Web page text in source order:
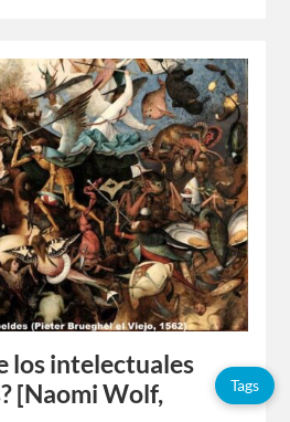
los intelectuales
[Naomi Wolf,
Tags